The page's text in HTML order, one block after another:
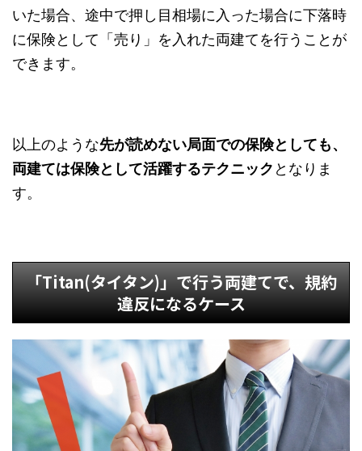
いた場合、途中で押し目相場に入った場合に下落時
に保険として「売り」を入れた両建てを行うことが
できます。
以上のような先が読めない局面での保険としても、
両建ては保険として活躍するテクニック となりま
す。
「Titan(タイタン)」で行う両建てで、規約
違反になるケース